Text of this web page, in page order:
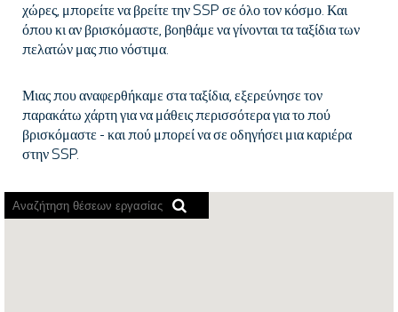
χώρες, μπορείτε να βρείτε την SSP σε όλο τον κόσμο. Και
όπου κι αν βρισκόμαστε, βοηθάμε να γίνονται τα ταξίδια των
πελατών μας πιο νόστιμα.
Μιας που αναφερθήκαμε στα ταξίδια, εξερεύνησε τον
παρακάτω χάρτη για να μάθεις περισσότερα για το πού
βρισκόμαστε - και πού μπορεί να σε οδηγήσει μια καριέρα
στην SSP.
Τα
εργαλεία